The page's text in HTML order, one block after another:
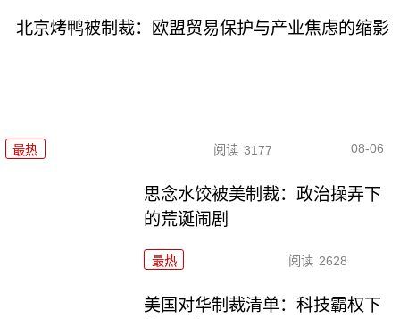
北京烤鸭被制裁：欧盟贸易保护与产业焦虑的缩影
最热 阅读 3177 08-06
思念水饺被美制裁：政治操弄下
的荒诞闹剧
最热 阅读 2628
美国对华制裁清单：科技霸权下